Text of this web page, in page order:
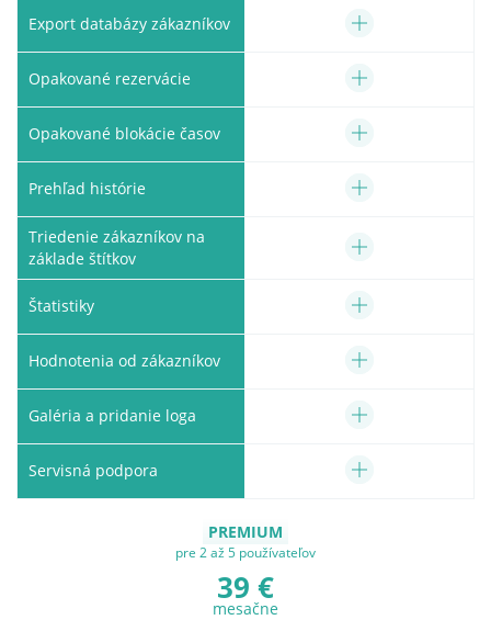
Export databázy zákazníkov
Opakované rezervácie
Opakované blokácie časov
Prehľad histórie
Triedenie zákazníkov na
základe štítkov
Štatistiky
Hodnotenia od zákazníkov
Galéria a pridanie loga
Servisná podpora
PREMIUM
pre 2 až 5 používateľov
39 €
mesačne